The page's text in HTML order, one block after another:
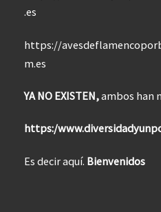
.es
https://
m.es
YA NO EXISTEN,ambos han
https:/
Es decir aquí. Bienvenidos